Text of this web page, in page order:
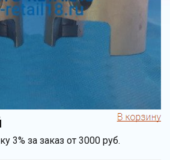
3% за заказ от 3000 руб.